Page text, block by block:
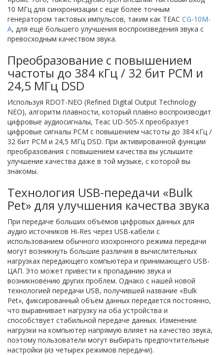
10 МГц для синхронизации с еще более точным
генератором тактовых импульсов, таким как TEAC CG-10M-
A, для ещё большего улучшения воспроизведения звука с
превосходным качеством звука.
Преобразование с повышением
частоты до 384 кГц / 32 бит PCM и
24,5 МГц DSD
Используя RDOT-NEO (Refined Digital Output Technology
NEO), алгоритм плавности, который плавно воспроизводит
цифровые аудиосигналы, Teac UD-505-X преобразует
цифровые сигналы PCM с повышением частоты до 384 кГц /
32 бит PCM и 24,5 МГц DSD. При активированной функции
преобразования с повышением качества вы услышите
улучшение качества даже в той музыке, с которой вы
знакомы.
Технология USB-передачи «Bulk
Pet» для улучшения качества звука
При передаче больших объёмов цифровых данных для
аудио источников Hi-Res через USB-кабели с
использованием обычного изохронного режима передачи
могут возникнуть большие различия в вычислительных
нагрузках передающего компьютера и принимающего USB-
ЦАП. Это может привести к пропаданию звука и
возникновению других проблем. Однако с нашей новой
технологией передачи USB, получившей название «Bulk
Pet», фиксированный объём данных передается постоянно,
что выравнивает нагрузку на оба устройства и
способствует стабильной передаче данных. Изменение
нагрузки на компьютер напрямую влияет на качество звука,
поэтому пользователи могут выбирать предпочтительные
настройки (из четырех режимов передачи).